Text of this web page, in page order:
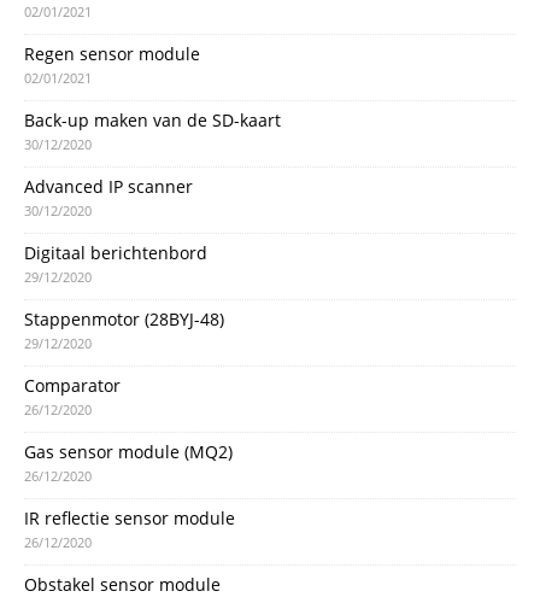
02/01/2021
Regen sensor module
02/01/2021
Back-up maken van de SD-kaart
30/12/2020
Advanced IP scanner
30/12/2020
Digitaal berichtenbord
29/12/2020
Stappenmotor (28BYJ-48)
29/12/2020
Comparator
26/12/2020
Gas sensor module (MQ2)
26/12/2020
IR reflectie sensor module
26/12/2020
Obstakel sensor module